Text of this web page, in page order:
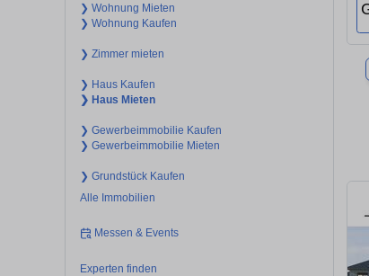
❯ Wohnung Mieten
❯ Wohnung Kaufen
❯ Zimmer mieten
❯ Haus Kaufen
❯ Haus Mieten
❯ Gewerbeimmobilie Kaufen
❯ Gewerbeimmobilie Mieten
❯ Grundstück Kaufen
Alle Immobilien
Messen & Events
Experten finden